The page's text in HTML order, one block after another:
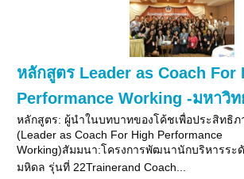
หลักสูตร Leader as Coach For
Performance Working -มหาวิ
หลักสูตร: ผู้นำในบทบาทของโค้ชเพื่อประสิทธิภ
(Leader as Coach For High Performance
Working)สัมมนา:โครงการพัฒนานักบริหารระ
มหิดล รุ่นที่ 22Trainerand Coach...